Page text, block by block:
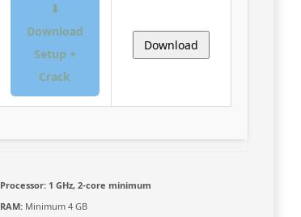
⬇
Download
Setup +
Crack
Download
Processor:1 GHz, 2-core minimum
RAM:Minimum 4 GB